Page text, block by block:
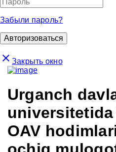
Забыли пароль?
close Закрыть окно
Urganch
OAV